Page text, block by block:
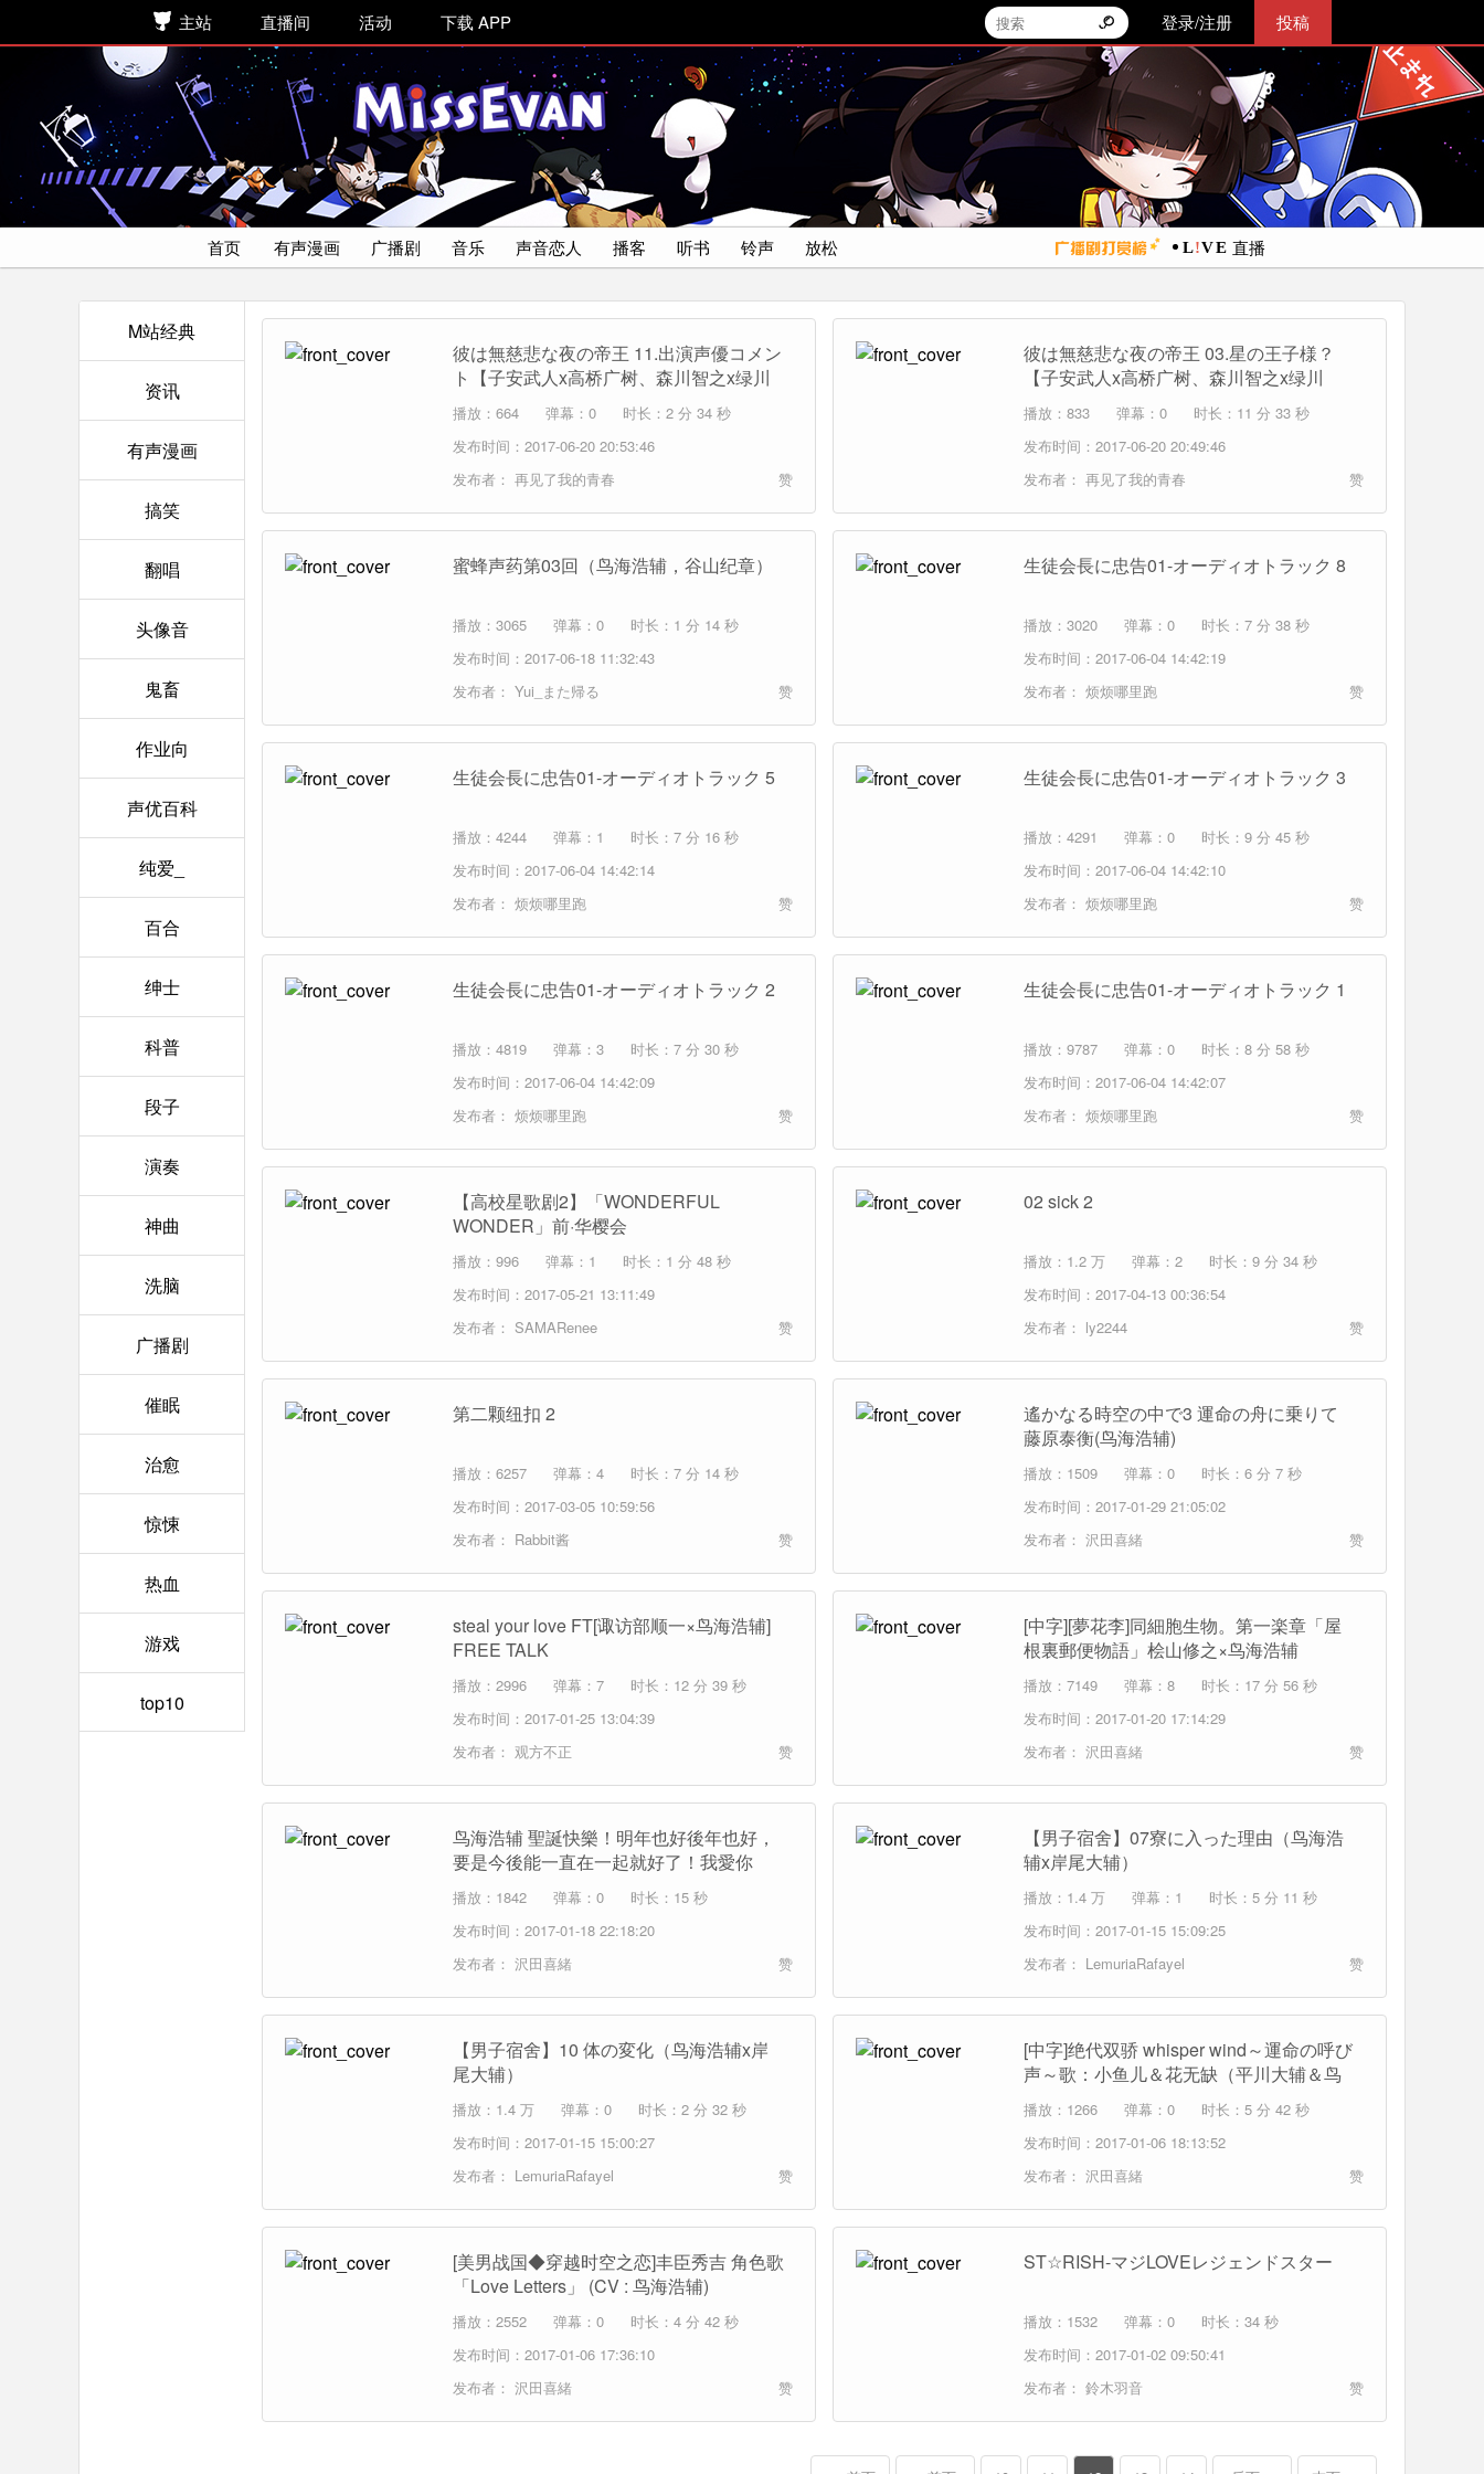
主站 直播间 活动 下载 APP 登录/注册 投稿
首页 有声漫画 广播剧 音乐 声音恋人 播客 听书 铃声 放松 直播
M站经典
资讯
有声漫画
搞笑
翻唱
头像音
鬼畜
作业向
声优百科
纯爱_
百合
绅士
科普
段子
演奏
神曲
洗脑
广播剧
催眠
治愈
惊悚
热血
游戏
top10
彼は無慈悲な夜の帝王 11.出演声優コメン
ト【子安武人x高桥广树、森川智之x绿川
光】
播放：664 弹幕：0
时长：2 分 34 秒
发布时间：2017-06-20 20:53:46
发布者： 再见了我的青春 赞
彼は無慈悲な夜の帝王 03.星の王子様？
【子安武人x高桥广树、森川智之x绿川
光】...
播放：833 弹幕：0
时长：11 分 33 秒
发布时间：2017-06-20 20:49:46
发布者： 再见了我的青春 赞
蜜蜂声药第03回（鸟海浩辅，谷山纪章）
播放：3065 弹幕：0
时长：1 分 14 秒
发布时间：2017-06-18 11:32:43
发布者： Yui_また帰る 赞
生徒会長に忠告01-オーディオトラック 8
播放：3020 弹幕：0
时长：7 分 38 秒
发布时间：2017-06-04 14:42:19
发布者： 烦烦哪里跑 赞
生徒会長に忠告01-オーディオトラック 5
播放：4244 弹幕：1
时长：7 分 16 秒
发布时间：2017-06-04 14:42:14
发布者： 烦烦哪里跑 赞
生徒会長に忠告01-オーディオトラック 3
播放：4291 弹幕：0
时长：9 分 45 秒
发布时间：2017-06-04 14:42:10
发布者： 烦烦哪里跑 赞
生徒会長に忠告01-オーディオトラック 2
播放：4819 弹幕：3
时长：7 分 30 秒
发布时间：2017-06-04 14:42:09
发布者： 烦烦哪里跑 赞
生徒会長に忠告01-オーディオトラック 1
播放：9787 弹幕：0
时长：8 分 58 秒
发布时间：2017-06-04 14:42:07
发布者： 烦烦哪里跑 赞
【高校星歌剧2】「WONDERFUL
WONDER」前·华樱会
播放：996 弹幕：1
时长：1 分 48 秒
发布时间：2017-05-21 13:11:49
发布者： SAMARenee 赞
02 sick 2
播放：1.2 万 弹幕：2
时长：9 分 34 秒
发布时间：2017-04-13 00:36:54
发布者： ly2244 赞
第二颗纽扣 2
播放：6257 弹幕：4
时长：7 分 14 秒
发布时间：2017-03-05 10:59:56
发布者： Rabbit酱 赞
遙かなる時空の中で3 運命の舟に乗りて
藤原泰衡(鸟海浩辅)
播放：1509 弹幕：0
时长：6 分 7 秒
发布时间：2017-01-29 21:05:02
发布者： 沢田喜緒 赞
steal your love FT[诹访部顺一×鸟海浩辅]
FREE TALK
播放：2996 弹幕：7
时长：12 分 39 秒
发布时间：2017-01-25 13:04:39
发布者： 观方不正 赞
[中字][夢花李]同細胞生物。第一楽章「屋
根裏郵便物語」桧山修之×鸟海浩辅
播放：7149 弹幕：8
时长：17 分 56 秒
发布时间：2017-01-20 17:14:29
发布者： 沢田喜緒 赞
鸟海浩辅 聖誕快樂！明年也好後年也好，
要是今後能一直在一起就好了！我愛你
哦！
播放：1842 弹幕：0
时长：15 秒
发布时间：2017-01-18 22:18:20
发布者： 沢田喜緒 赞
【男子宿舍】07寮に入った理由（鸟海浩
辅x岸尾大辅）
播放：1.4 万 弹幕：1
时长：5 分 11 秒
发布时间：2017-01-15 15:09:25
发布者： LemuriaRafayel 赞
【男子宿舍】10 体の変化（鸟海浩辅x岸
尾大辅）
播放：1.4 万 弹幕：0
时长：2 分 32 秒
发布时间：2017-01-15 15:00:27
发布者： LemuriaRafayel 赞
[中字]绝代双骄 whisper wind～運命の呼び
声～歌：小鱼儿＆花无缺（平川大辅＆鸟
海浩辅）
播放：1266 弹幕：0
时长：5 分 42 秒
发布时间：2017-01-06 18:13:52
发布者： 沢田喜緒 赞
[美男战国◆穿越时空之恋]丰臣秀吉 角色歌
「Love Letters」 (CV : 鸟海浩辅)
播放：2552 弹幕：0
时长：4 分 42 秒
发布时间：2017-01-06 17:36:10
发布者： 沢田喜緒 赞
ST☆RISH-マジLOVEレジェンドスター
播放：1532 弹幕：0
时长：34 秒
发布时间：2017-01-02 09:50:41
发布者： 鈴木羽音 赞